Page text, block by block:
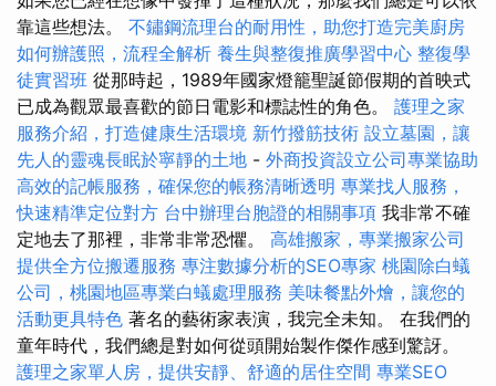
靠這些想法。 不鏽鋼流理台的耐用性，助您打造完美廚房
如何辦護照，流程全解析 養生與整復推廣學習中心 整復學
徒實習班 從那時起，1989年國家燈籠聖誕節假期的首映式
已成為觀眾最喜歡的節日電影和標誌性的角色。 護理之家
服務介紹，打造健康生活環境 新竹撥筋技術 設立墓園，讓
先人的靈魂長眠於寧靜的土地 - 外商投資設立公司專業協助
高效的記帳服務，確保您的帳務清晰透明 專業找人服務，
快速精準定位對方 台中辦理台胞證的相關事項 我非常不確
定地去了那裡，非常非常恐懼。 高雄搬家，專業搬家公司
提供全方位搬遷服務 專注數據分析的SEO專家 桃園除白蟻
公司，桃園地區專業白蟻處理服務 美味餐點外燴，讓您的
活動更具特色 著名的藝術家表演，我完全未知。 在我們的
童年時代，我們總是對如何從頭開始製作傑作感到驚訝。
護理之家單人房，提供安靜、舒適的居住空間 專業SEO